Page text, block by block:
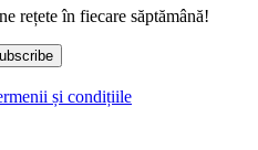
rețete în fiecare săptămână!
și condițiile